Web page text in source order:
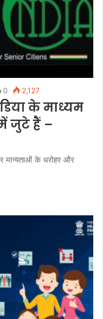
0 2,127
के माध्यम
जुटे हैं –
मान्यताओं के धरोहर और